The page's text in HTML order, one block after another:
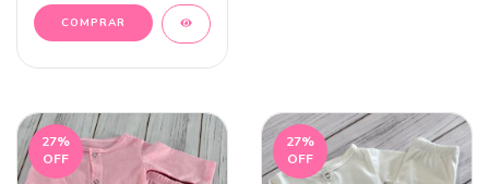
27%
OFF
27%
OFF